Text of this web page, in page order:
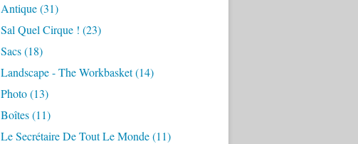
Antique(31)
Sal Quel Cirque ! (23)
Sacs(18)
Landscape - The Workbasket(14)
Photo(13)
Boîtes(11)
Le Secrétaire De Tout Le Monde(11)